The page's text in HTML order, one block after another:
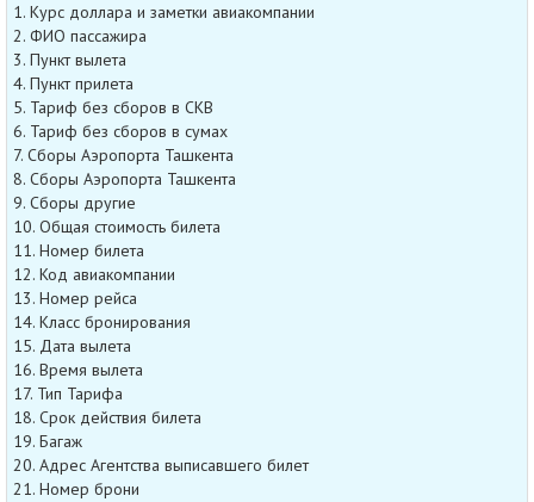
1. Курс доллара и заметки авиакомпании
2. ФИО пассажира
3. Пункт вылета
4. Пункт прилета
5. Тариф без сборов в СКВ
6. Тариф без сборов в сумах
7. Сборы Аэропорта Ташкента
8. Сборы Аэропорта Ташкента
9. Сборы другие
10. Общая стоимость билета
11. Номер билета
12. Код авиакомпании
13. Номер рейса
14. Класс бронирования
15. Дата вылета
16. Время вылета
17. Тип Тарифа
18. Срок действия билета
19. Багаж
20. Адрес Агентства выписавшего билет
21. Номер брони